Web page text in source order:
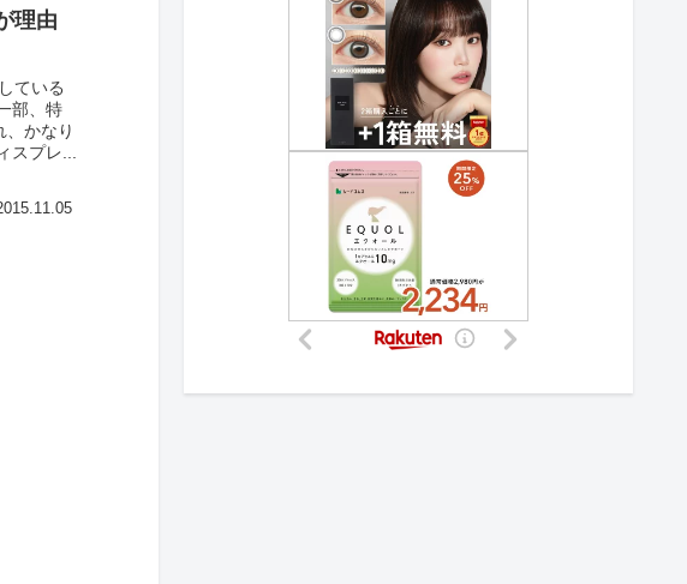
理由
ている
部、特
かなり
プレ...